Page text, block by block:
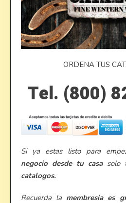
ORDENA TUS
Tel. (800)
Si ya estas listo para
negocio desde tu casasolo
catalogos.
Recuerda la membresia es